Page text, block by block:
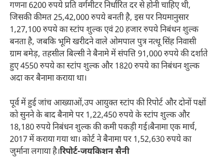
गणना 6200 रुपये प्रति वर्गमीटर निर्धारित दर से होनी चाहिए थी,
जिसकी कीमत 25,42,000 रुपये बनती है, इस पर नियमानुसार
1,27,100 रुपये का स्टांप शुल्क एवं 20 हजार रुपये निबंधन शुल्क
बनता है, जबकि भूमि खरीदने वाले ओमपाल पुत्र नत्थू सिंह निवासी
ग्राम बमेड़, तहसील बिल्सी ने बैनामे में संपत्ति 91,000 रुपये की दर्शाते
हुए 4550 रुपये का स्टांप शुल्क और 1820 रुपये का निबंधन शुल्क
अदा कर बैनामा कराया था।
पूर्व में हुई जांच आख्याओं,उप आयुक्त स्टांप की रिपोर्ट और दोनों पक्षों
को सुनने के बाद बैनामे पर 1,22,450 रुपये के स्टांप शुल्क और
18,180 रुपये निबंधन शुल्क की कमी पकड़ी गई।बैनामा एक मार्च,
2017 में कराया गया था। कोर्ट ने बैनामा पर 1,52,630 रुपये का
जुर्माना लगाया है।रिपोर्ट-जयकिशन सैनी